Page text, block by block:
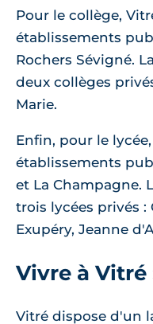
Pour le collège,
établissements
Rochers Sévigné.
deux collèges
Marie.
Enfin, pour le
établissements
et La Champagne.
trois lycées privés
Exupéry, Jeanne
Vivre à Vitré
Vitré dispose d'un